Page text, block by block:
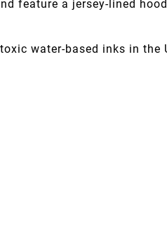
feature a jersey-lined hood
water-based inks in the